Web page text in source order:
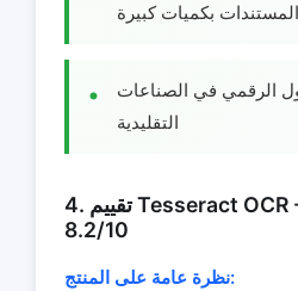
بكميات كبيرة
الرقمي في الصناعات
التقليدية
4. تقييم Tesseract OCR - التقييم العام:
8.2/10
نظرة عامة على المنتج: